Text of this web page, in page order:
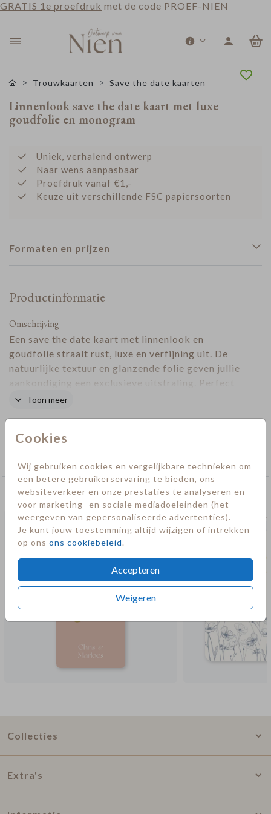
GRATIS 1e proefdruk met de code PROEF-NIEN
Cookies
Wij gebruiken cookies en vergelijkbare technieken om
een betere gebruikerservaring te bieden, ons
websiteverkeer en onze prestaties te analyseren en
voor marketing- en sociale mediadoeleinden (het
weergeven van gepersonaliseerde advertenties).
Je kunt jouw toestemming altijd wijzigen of intrekken
op ons ons cookiebeleid.
Accepteren
Weigeren
Trouwkaarten Save the date kaarten
Linnenlook save the date kaart met luxe
goudfolie en monogram
Uniek, verhalend ontwerp
Naar wens aanpasbaar
Proefdruk vanaf €1,-
Keuze uit verschillende FSC papiersoorten
Formaten en prijzen
Productinformatie
Omschrijving
Een save the date kaart met linnenlook en
goudfolie straalt rust, luxe en verfijning uit. De
natuurlijke textuur en glanzende folie geven jullie
aankondiging een exclusieve uitstraling. Perfect
voor een moderne bruiloft met een klassiek randje.
Toon meer
Collectie
Deze kaarten vind je misschien ook leuk
save the date save
Collecties
Extra's